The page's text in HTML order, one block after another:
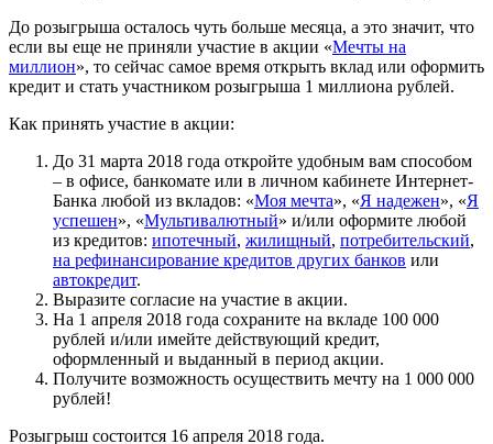
До розыгрыша осталось чуть больше месяца, а это значит, что
если вы еще не приняли участие в акции «Мечты на
миллион», то сейчас самое время открыть вклад или оформить
кредит и стать участником розыгрыша 1 миллиона рублей.
Как принять участие в акции:
До 31 марта 2018 года откройте удобным вам способом
– в офисе, банкомате или в личном кабинете Интернет-
Банка любой из вкладов: «Моя мечта», «Я надежен», «Я
успешен», «Мультивалютный» и/или оформите любой
из кредитов: ипотечный, жилищный, потребительский,
на рефинансирование кредитов других банков или
автокредит.
Выразите согласие на участие в акции.
На 1 апреля 2018 года сохраните на вкладе 100 000
рублей и/или имейте действующий кредит,
оформленный и выданный в период акции.
Получите возможность осуществить мечту на 1 000 000
рублей!
Розыгрыш состоится 16 апреля 2018 года.